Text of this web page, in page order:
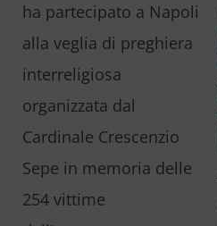
ha partecipato a Napoli
alla veglia di preghiera
interreligiosa
organizzata dal
Cardinale Crescenzio
Sepe in memoria delle
254 vittime